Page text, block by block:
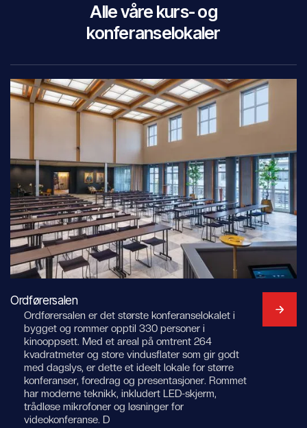
Alle våre kurs- og
konferanselokaler
Ordførersalen
Ordførersalen er det største konferanselokalet i
bygget og rommer opptil 330 personer i
kinooppsett. Med et areal på omtrent 264
kvadratmeter og store vindusflater som gir godt
med dagslys, er dette et ideelt lokale for større
konferanser, foredrag og presentasjoner. Rommet
har moderne teknikk, inkludert LED-skjerm,
trådløse mikrofoner og løsninger for
videokonferanse. D